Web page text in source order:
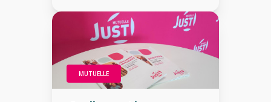
MUTUELLE